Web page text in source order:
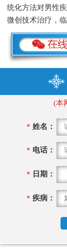
统化方法对男性
微创技术治疗，临
(本
* 姓名：
* 电话：
* 日期：
* 疾病：